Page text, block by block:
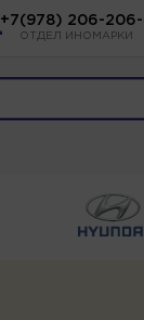
+7(978) 206-
ОТДЕЛ ИНОМАРКИ